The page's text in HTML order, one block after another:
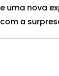
e uma nova
com a